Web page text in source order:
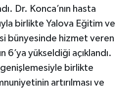
Dr. Konca’nın hasta
birlikte Yalova Eğitim ve
bünyesinde hizmet veren
6’ya yükseldiği açıklandı.
birlikte
artırılması ve